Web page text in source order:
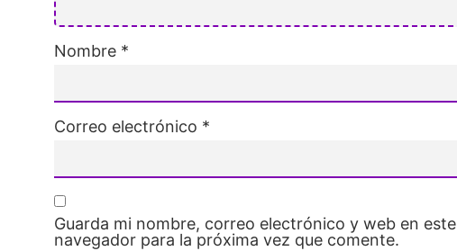
Nombre *
Correo electrónico *
Guarda mi nombre, correo electrónico y web en este
navegador para la próxima vez que comente.